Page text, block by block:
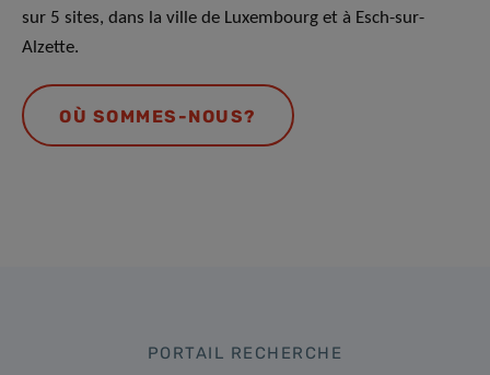
sur 5 sites, dans la ville de Luxembourg et à Esch-sur-
Alzette.
OÙ SOMMES-NOUS?
PORTAIL RECHERCHE